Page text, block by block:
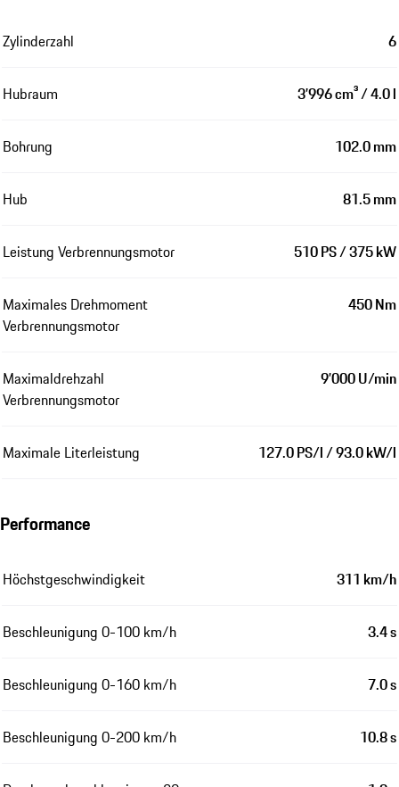
Zylinderzahl 6
Hubraum 3’996 cm³ / 4.0 l
Bohrung 102.0 mm
Hub 81.5 mm
Leistung Verbrennungsmotor 510 PS / 375 kW
Maximales Drehmoment
Verbrennungsmotor
450 Nm
Maximaldrehzahl
Verbrennungsmotor
9’000 U/min
Maximale Literleistung 127.0 PS/l / 93.0 kW/l
Performance
Höchstgeschwindigkeit 311 km/h
Beschleunigung 0-100 km/h 3.4 s
Beschleunigung 0-160 km/h 7.0 s
Beschleunigung 0-200 km/h 10.8 s